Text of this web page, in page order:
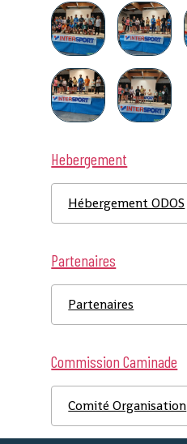
Hebergement
Hébergement ODOS
Partenaires
Partenaires
Commission Caminade
Comité Organisation